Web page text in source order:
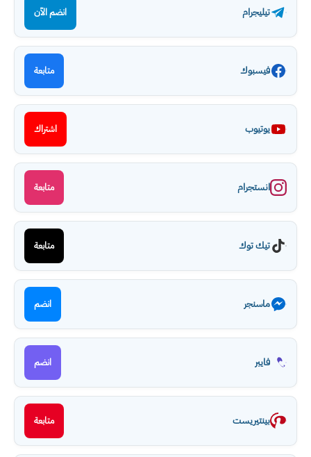
تيليجرام انضم الآن
فيسبوك متابعة
يوتيوب اشتراك
انستجرام متابعة
تيك توك متابعة
ماسنجر انضم
فايبر انضم
بينتيريست متابعة